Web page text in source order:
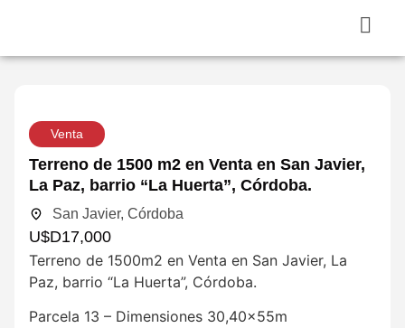
Venta
Terreno de 1500 m2 en Venta en San Javier,
La Paz, barrio “La Huerta”, Córdoba.
San Javier, Córdoba
U$D17,000
Terreno de 1500m2 en Venta en San Javier, La
Paz, barrio “La Huerta”, Córdoba.
Parcela 13 – Dimensiones 30,40x55m